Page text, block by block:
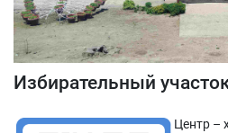
Избирательный
Центр –